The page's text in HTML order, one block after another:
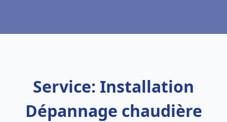
Service: Installation
Dépannage chaudière